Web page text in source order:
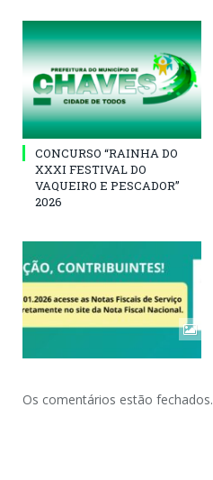
CONCURSO “RAINHA DO
XXXI FESTIVAL DO
VAQUEIRO E PESCADOR”
2026
Os comentários estão fechados.